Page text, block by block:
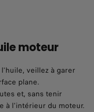
moteur
veillez à garer
plane.
et, sans tenir
à l'intérieur du moteur.